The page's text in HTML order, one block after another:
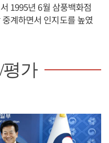
1995년 6월 삼풍백화점
계하면서 인지도를 높였
평가